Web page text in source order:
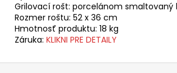
Grilovací rošt: porcelánom smaltovaný
Rozmer roštu: 52 x 36 cm
Hmotnosť produktu: 18 kg
Záruka: KLIKNI PRE DETAILY